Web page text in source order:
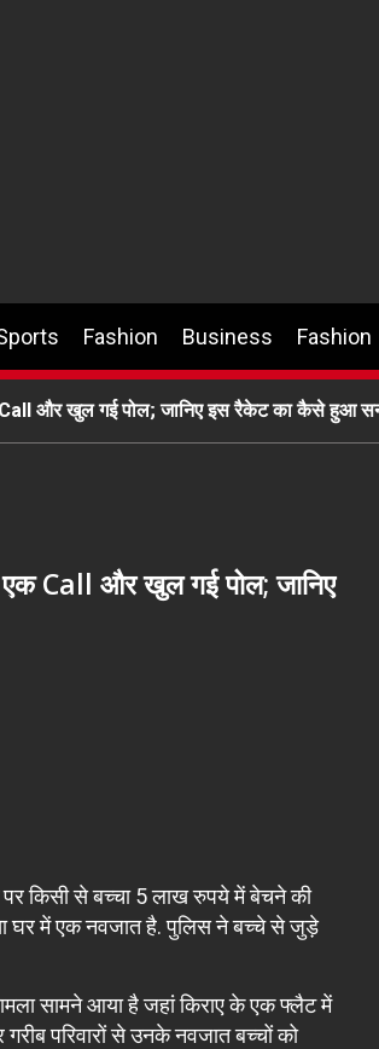
Fashion Business Fashion
Call और खुल गई पोल; जानिए इस रैकेट का कैसे हुआ
एक Call और खुल गई पोल; जानिए
किसी से बच्चा 5 लाख रुपये में बेचने की
घर में एक नवजात है. पुलिस ने बच्चे से जुड़े
सामने आया है जहां किराए के एक फ्लैट में
परिवारों से उनके नवजात बच्चों को